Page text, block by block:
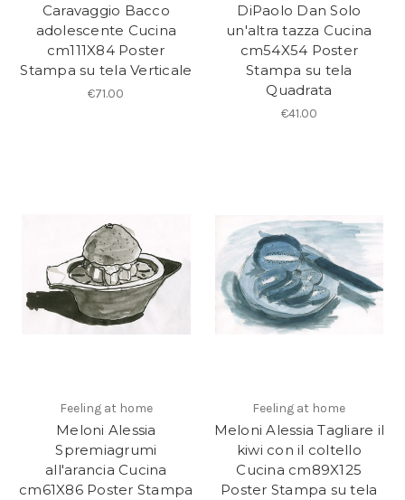
Caravaggio Bacco
adolescente Cucina
cm111X84 Poster
Stampa su tela Verticale
€71.00
DiPaolo Dan Solo
un'altra tazza Cucina
cm54X54 Poster
Stampa su tela
Quadrata
€41.00
Feeling at home
Meloni Alessia
Spremiagrumi
all'arancia Cucina
cm61X86 Poster Stampa
Feeling at home
Meloni Alessia Tagliare il
kiwi con il coltello
Cucina cm89X125
Poster Stampa su tela